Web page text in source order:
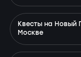
Квесты на Новый
Москве